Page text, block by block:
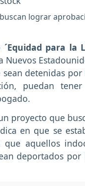
lograr
para la
Nuevos
detenidas
puedan
proyecto que
en que se
que aquellos
deportados